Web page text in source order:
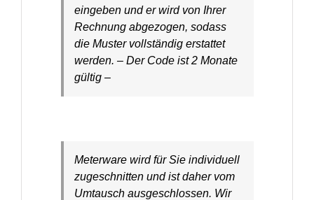
eingeben und er wird von Ihrer
Rechnung abgezogen, sodass
die Muster vollständig erstattet
werden. – Der Code ist 2 Monate
gültig –
Meterware wird für Sie individuell
zugeschnitten und ist daher vom
Umtausch ausgeschlossen. Wir